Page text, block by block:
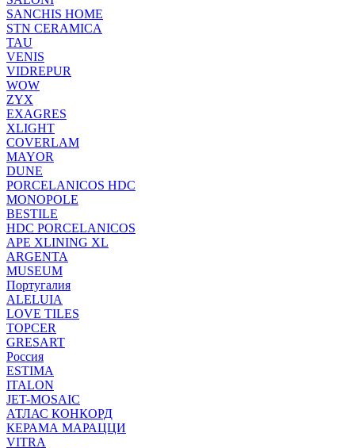
SANCHIS HOME
STN CERAMICA
TAU
VENIS
VIDREPUR
WOW
ZYX
EXAGRES
XLIGHT
COVERLAM
MAYOR
DUNE
PORCELANICOS HDC
MONOPOLE
BESTILE
HDC PORCELANICOS
APE XLINING XL
ARGENTA
MUSEUM
Португалия
ALELUIA
LOVE TILES
TOPCER
GRESART
Россия
ESTIMA
ITALON
JET-MOSAIC
АТЛАС КОНКОРД
КЕРАМА МАРАЦЦИ
VITRA